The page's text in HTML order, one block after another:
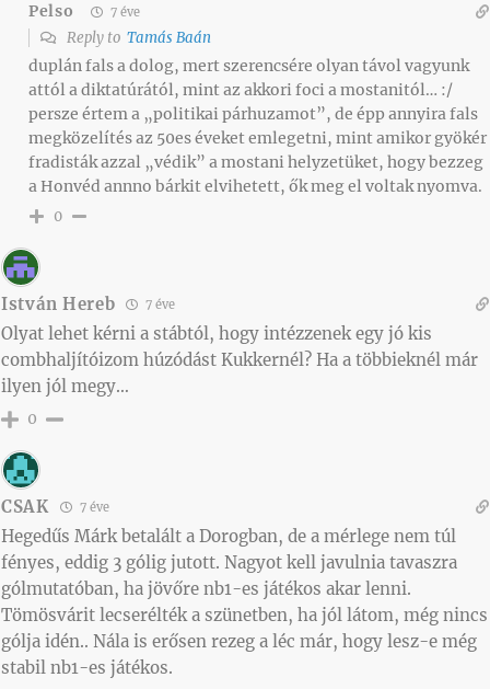
Pelso 7 éve
Reply to Tamás Baán
duplán fals a dolog, mert szerencsére olyan távol vagyunk
attól a diktatúrától, mint az akkori foci a mostanitól… :/
persze értem a „politikai párhuzamot”, de épp annyira fals
megközelítés az 50es éveket emlegetni, mint amikor gyökér
fradisták azzal „védik” a mostani helyzetüket, hogy bezzeg
a Honvéd annno bárkit elvihetett, ők meg el voltak nyomva.
0
István Hereb 7 éve
Olyat lehet kérni a stábtól, hogy intézzenek egy jó kis
combhaljítóizom húzódást Kukkernél? Ha a többieknél már
ilyen jól megy…
0
CSAK 7 éve
Hegedűs Márk betalált a Dorogban, de a mérlege nem túl
fényes, eddig 3 gólig jutott. Nagyot kell javulnia tavaszra
gólmutatóban, ha jövőre nb1-es játékos akar lenni.
Tömösvárit lecserélték a szünetben, ha jól látom, még nincs
gólja idén.. Nála is erősen rezeg a léc már, hogy lesz-e még
stabil nb1-es játékos.